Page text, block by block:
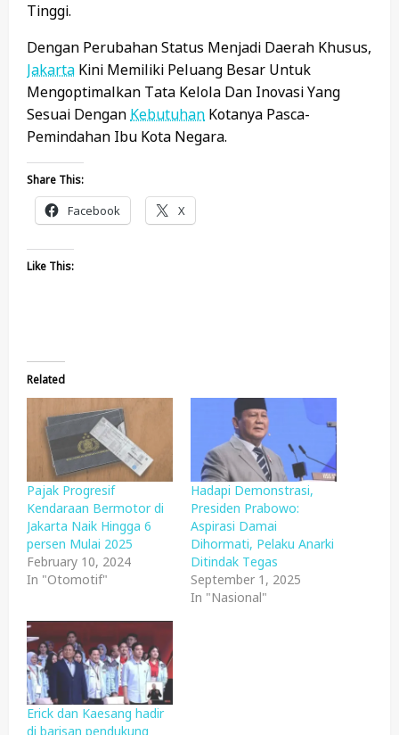
Tinggi.
Dengan Perubahan Status Menjadi Daerah Khusus,
Jakarta Kini Memiliki Peluang Besar Untuk
Mengoptimalkan Tata Kelola Dan Inovasi Yang
Sesuai DenganKebutuhan Kotanya Pasca-
Pemindahan Ibu Kota Negara.
Share This:
Facebook X
Like This:
Related
Pajak Progresif
Kendaraan Bermotor di
Jakarta Naik Hingga 6
persen Mulai 2025
February 10, 2024
In "Otomotif"
Hadapi Demonstrasi,
Presiden Prabowo:
Aspirasi Damai
Dihormati, Pelaku Anarki
Ditindak Tegas
September 1, 2025
In "Nasional"
Erick dan Kaesang hadir
di barisan pendukung